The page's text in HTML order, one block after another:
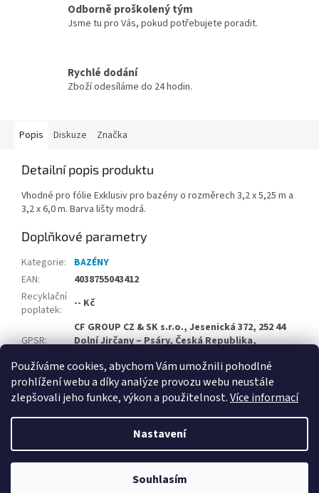
Používáme cookies, abychom Vám umožnili pohodlné
prohlížení webu a díky analýze provozu webu neustále
zlepšovali jeho funkce, výkon a použitelnost.Více informací
Nastavení
Souhlasím
Odborně proškolený tým
Jsme tu pro Vás, pokud potřebujete poradit.
Rychlé dodání
Zboží odesíláme do 24 hodin.
Popis Diskuze Značka
Detailní popis produktu
Vhodné pro fólie Exklusiv pro bazény o rozměrech 3,2 x 5,25 m a
3,2 x 6,0 m. Barva lišty modrá.
Doplňkové parametry
Kategorie:
BAZÉNY
EAN:
4038755043412
Recyklační
poplatek: -- Kč
GPSR:
CF GROUP CZ & SK s.r.o., Jesenická 372, 252 44
Dolní Jirčany – Psáry, Česká Republika,
Copyright 2026Velkoobchodní e-shop CF Group CZ & SK.
Všechna práva vyhrazena.